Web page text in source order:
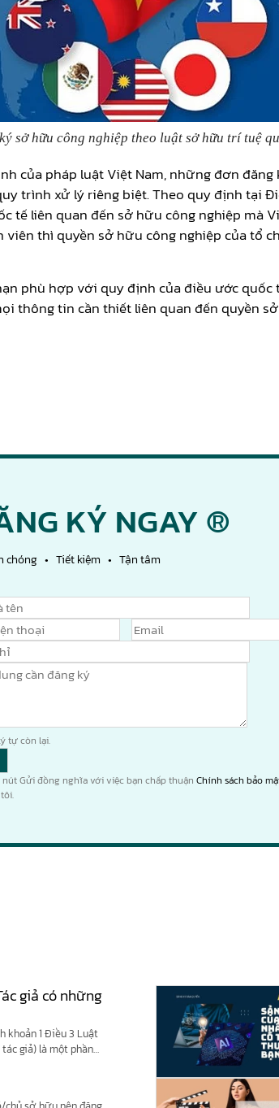
sở hữu công nghiệp theo luật sở hữu trí tuệ
của pháp luật Việt Nam, những đơn
trình xử lý riêng biệt. Theo quy định tại
tế liên quan đến sở hữu công nghiệp mà
thì quyền sở hữu công nghiệp của tổ
phù hợp với quy định của điều ước
thông tin cần thiết liên quan đến quyền
KÝ NGAY ®
chóng • Tiết kiệm • Tận tâm
tự còn lại.
nút Gửi đồng nghĩa với việc bạn chấp thuận Chính sách bảo
giả có những
khoản 1 Điều 3 Luật
giả) là một phần